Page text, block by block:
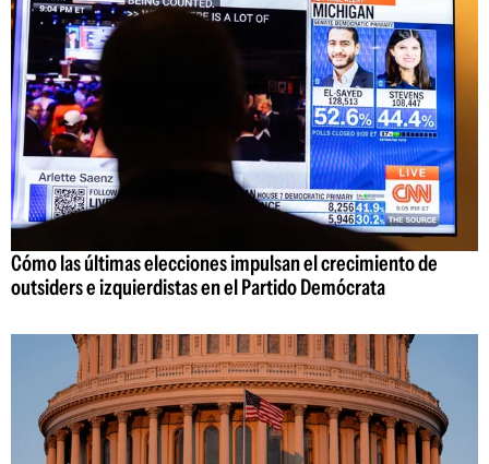
Cómo las últimas elecciones impulsan el crecimiento de
outsiders e izquierdistas en el Partido Demócrata